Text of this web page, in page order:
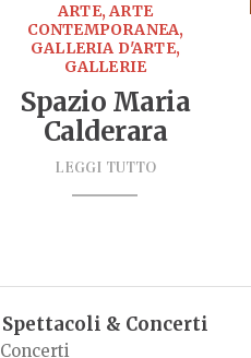
ARTE, ARTE
CONTEMPORANEA,
GALLERIA D'ARTE,
GALLERIE
Spazio Maria
Calderara
LEGGI TUTTO
Spettacoli & Concerti
Concerti